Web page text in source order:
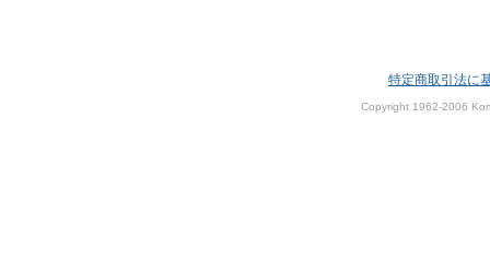
特定商取引法に
Copyright 1962-2006